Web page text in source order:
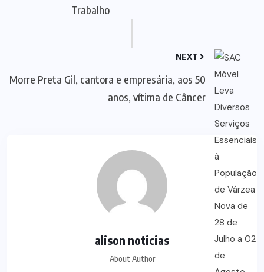
Trabalho
NEXT
Morre Preta Gil, cantora e empresária, aos 50
anos, vítima de Câncer
alison noticias
About Author